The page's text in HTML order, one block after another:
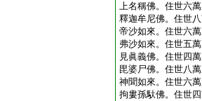
上名稱佛。住世六
釋迦牟尼佛。住世
帝沙如來。住世六
弗沙如來。住世五
見眞義佛。住世四
毘婆尸佛。住世八
神聞如來。住世六
拘婁孫馱佛。住世